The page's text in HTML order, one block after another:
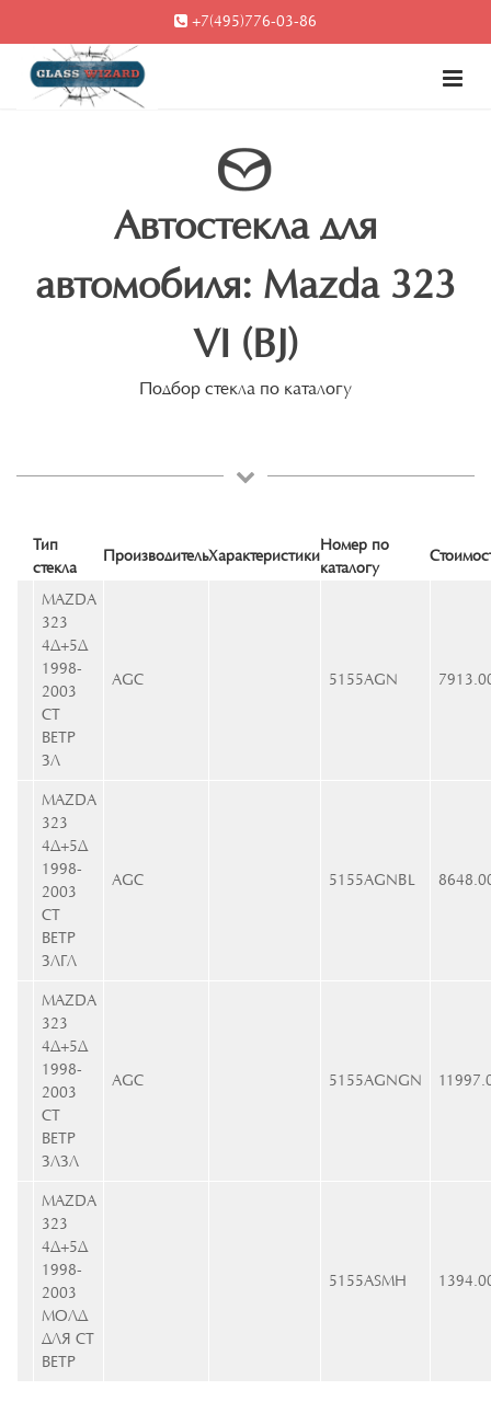
+7(495)776-03-86
Автостекла для
автомобиля: Mazda 323
VI (BJ)
Подбор стекла по каталогу
Тип
стекла
ПроизводительХарактеристики
Номер по
каталогу
MAZDA
323
4Д+5Д
1998-
2003
СТ
ВЕТР
ЗЛ
AGC 5155AGN
MAZDA
323
4Д+5Д
1998-
2003
СТ
ВЕТР
ЗЛГЛ
AGC 5155AGNBL
MAZDA
323
4Д+5Д
1998-
2003
СТ
ВЕТР
ЗЛЗЛ
AGC 5155AGNGN
MAZDA
323
4Д+5Д
1998-
2003
МОЛД
ДЛЯ СТ
ВЕТР
5155ASMH